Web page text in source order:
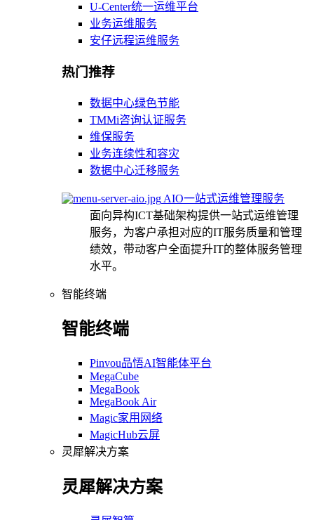
U-Center统一运维平台
业务运维服务
安仔远程运维服务
热门推荐
数据中心绿色节能
TMMi咨询认证服务
维保服务
业务连续性和容灾
数据中心迁移服务
AIO一站式运维管理服务
面向异构ICT基础架构提供一站式运维管理
服务，为客户承担对应的IT服务质量和管理
绩效，带动客户全面提升IT的整体服务管理
水平。
智能终端
智能终端
Pinvou品悟AI智能体平台
MegaCube
MegaBook
MegaBook Air
Magic家用网络
MagicHub云屏
灵犀解决方案
灵犀解决方案